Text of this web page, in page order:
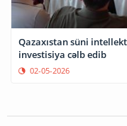
Qazaxıstan süni
investisiya cəlb edib
02-05-2026